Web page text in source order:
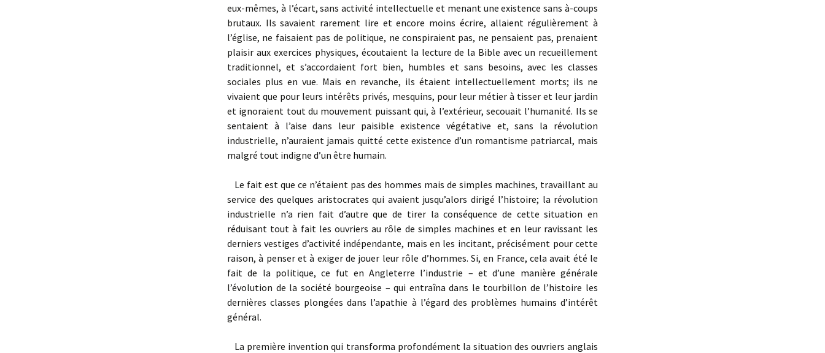
eux-mêmes, à l’écart, sans activité intellectuelle et menant une existence sans à-coups
brutaux. Ils savaient rarement lire et encore moins écrire, allaient régulièrement à
l’église, ne faisaient pas de politique, ne conspiraient pas, ne pen­saient pas, prenaient
plaisir aux exercices physiques, écoutaient la lecture de la Bible avec un recueillement
traditionnel, et s’accordaient fort bien, humbles et sans besoins, avec les classes
sociales plus en vue. Mais en revanche, ils étaient intellectuellement morts; ils ne
vivaient que pour leurs intérêts privés, mesquins, pour leur métier à tisser et leur jardin
et ignoraient tout du mouvement puissant qui, à l’extérieur, secouait l’humanité. Ils se
sentaient à l’aise dans leur paisible existence végétative et, sans la révolution
industrielle, n’auraient jamais quitté cette existence d’un romantisme patriarcal, mais
malgré tout indigne d’un être humain.
Le fait est que ce n’étaient pas des hommes mais de simples machines, travaillant au
ser­vice des quelques aristocrates qui avaient jusqu’alors dirigé l’histoire; la révolution
indus­trielle n’a rien fait d’autre que de tirer la conséquence de cette situation en
réduisant tout à fait les ouvriers au rôle de simples machines et en leur ravissant les
derniers vestiges d’activité indépendante, mais en les incitant, précisément pour cette
raison, à penser et à exiger de jouer leur rôle d’hommes. Si, en France, cela avait été le
fait de la politique, ce fut en Angle­terre l’industrie – et d’une manière générale
l’évolution de la société bourgeoise – qui entraî­na dans le tourbillon de l’histoire les
dernières classes plongées dans l’apathie à l’égard des problèmes humains d’intérêt
général.
La première invention qui transforma profondément la situation des ouvriers anglais